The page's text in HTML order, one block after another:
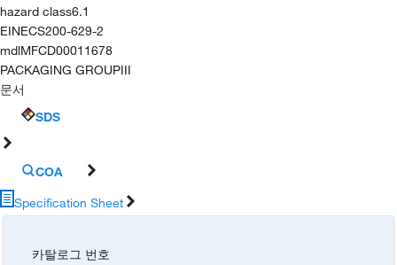
hazard class6.1
EINECS200-629-2
mdlMFCD00011678
PACKAGING GROUPIII
문서
SDS
COA
Specification Sheet
카탈로그 번호